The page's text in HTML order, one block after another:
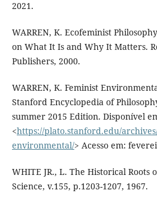
2021.
WARREN, K. Ecofeminist
on What It Is and Why It Matters.
Publishers, 2000.
WARREN, K. Feminist
Stanford Encyclopedia of
summer 2015 Edition. Disponível
<https://plato.stanford.edu/
environmental/> Acesso em:
WHITE JR., L. The Historical Roots
Science, v.155, p.1203-1207, 1967.